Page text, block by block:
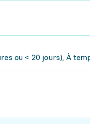
ou < 20 jours), À